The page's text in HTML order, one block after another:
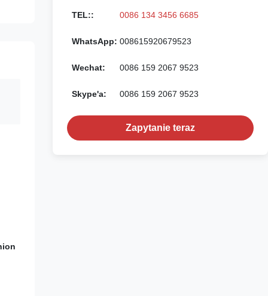
TEL:: 0086 134 3456 6685
WhatsApp: 008615920679523
Wechat: 0086 159 2067 9523
Skype'a: 0086 159 2067 9523
Zapytanie teraz